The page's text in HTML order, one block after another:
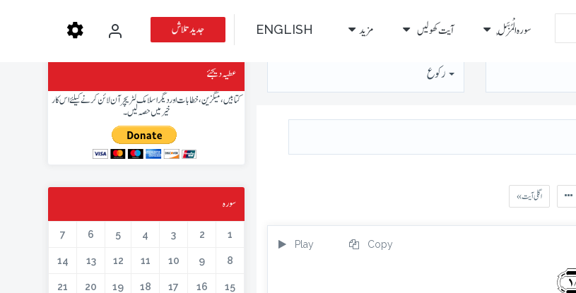
سورہ الْمُزَّمِّل آیت کھولیں مزید ENGLISH جدید تلاش
رُكوع
« اگلی آیت
Play Copy
عطیہ دیجئے
کتابیں، میگزین، خطابات اور دیگر اسلامک لٹریچر آن لائن کرنے کیلئے اس کار
خیر میں حصہ لیں۔
سورہ
1
2
3
4
5
6
7
8
9
10
11
12
13
14
15
16
17
18
19
20
21